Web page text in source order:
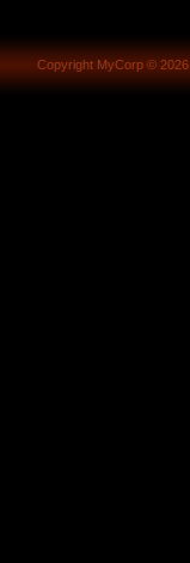
Copyright MyCorp © 2026